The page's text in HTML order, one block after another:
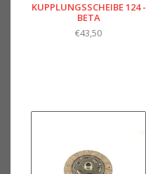
KUPPLUNGSSCHEIBE 124 -
BETA
€43,50